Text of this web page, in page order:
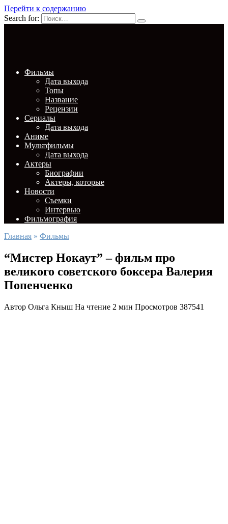
Перейти к содержанию
Search for:
Фильмы
Дата выхода
Топы
Название
Рецензии
Сериалы
Дата выхода
Аниме
Мультфильмы
Дата выхода
Актеры
Биографии
Актеры, которые
Новости
Съемки
Интервью
Фильмография
Главная » Фильмы
“Мистер Нокаут” – фильм про
великого советского боксера Валерия
Попенченко
Автор Ольга Кныш На чтение 2 мин Просмотров 387541